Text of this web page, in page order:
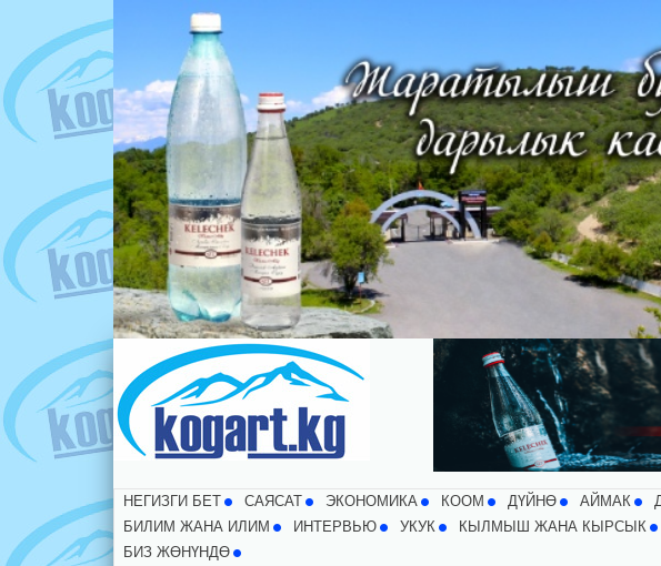
НЕГИЗГИ БЕТ CАЯСАТ ЭКОНОМИКА КООМ ДҮЙНӨ АЙМАК
БИЛИМ ЖАНА ИЛИМ
ИНТЕРВЬЮ УКУК КЫЛМЫШ ЖАНА КЫРСЫК
БИЗ ЖӨНҮНДӨ